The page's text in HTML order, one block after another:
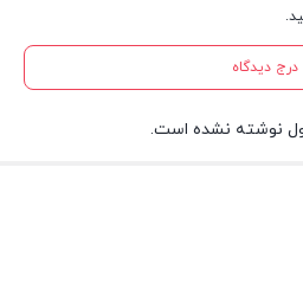
درج دیدگاه
نوشته نشده است.